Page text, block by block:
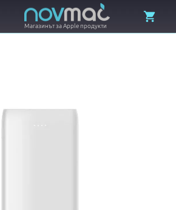
Магазинът за Apple продукти
